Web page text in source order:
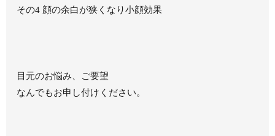
その4 顔の余白が狭くなり小顔効果
目元のお悩み、ご要望
なんでもお申し付けください。